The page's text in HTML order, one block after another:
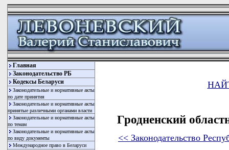
Главная
Законодательство РБ
Кодексы Беларуси
Законодательные и нормативные акты
по дате принятия
Законодательные и нормативные акты
принятые различными органами власти
Законодательные и нормативные акты
по темам
Законодательные и нормативные акты
по виду документы
Международное право в Беларуси
Гродненский
<< Законодательство